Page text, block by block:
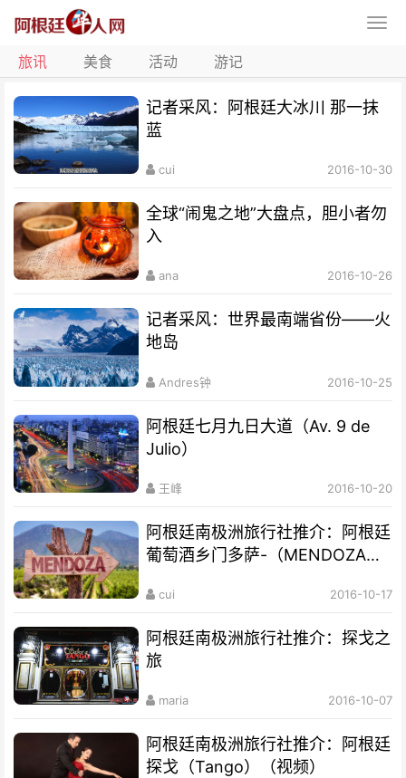
旅讯 美食 活动 游记
记者采风：阿根廷大冰川 那一抹
蓝
cui 2016-10-30
全球“闹鬼之地”大盘点，胆小者勿
入
ana 2016-10-26
记者采风：世界最南端省份——火
地岛
Andres钟 2016-10-25
阿根廷七月九日大道（Av. 9 de
Julio）
王峰 2016-10-20
阿根廷南极洲旅行社推介：阿根廷
葡萄酒乡门多萨-（MENDOZA）
cui 2016-10-17
阿根廷南极洲旅行社推介：探戈之
旅
maria 2016-10-07
阿根廷南极洲旅行社推介：阿根廷
探戈（Tango）（视频）